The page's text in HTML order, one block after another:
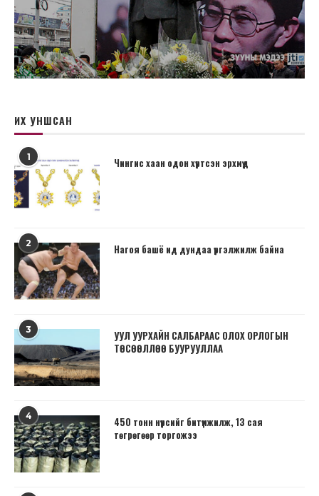
ИХ УНШСАН
1 Чингис хаан одон хүртсэн эрхмүүд
2 Нагоя башё ид дундаа үргэлжилж байна
3
УУЛ УУРХАЙН САЛБАРААС ОЛОХ ОРЛОГЫН
ТӨСӨӨЛЛӨӨ БУУРУУЛЛАА
4
450 тонн нүүрсийг битүүмжилж, 13 сая
төгрөгөөр торгожээ